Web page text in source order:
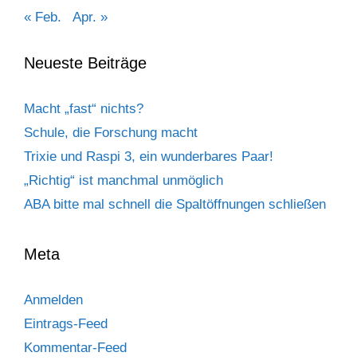
« Feb. Apr. »
Neueste Beiträge
Macht „fast“ nichts?
Schule, die Forschung macht
Trixie und Raspi 3, ein wunderbares Paar!
„Richtig“ ist manchmal unmöglich
ABA bitte mal schnell die Spaltöffnungen schließen
Meta
Anmelden
Eintrags-Feed
Kommentar-Feed